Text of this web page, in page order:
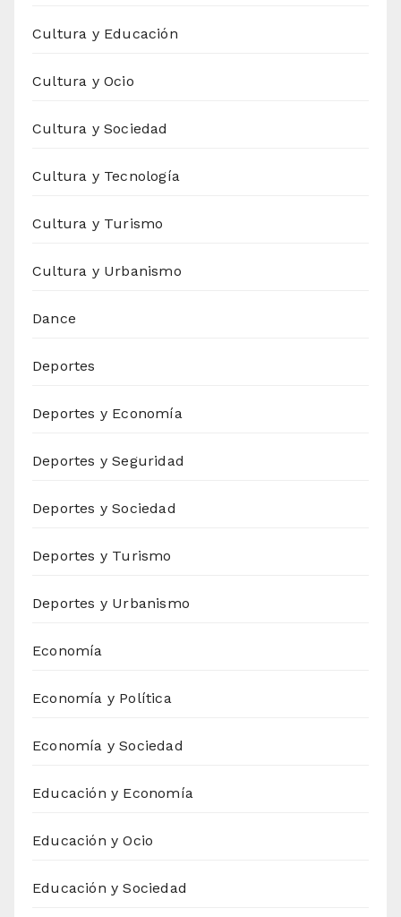
Cultura y Educación
Cultura y Ocio
Cultura y Sociedad
Cultura y Tecnología
Cultura y Turismo
Cultura y Urbanismo
Dance
Deportes
Deportes y Economía
Deportes y Seguridad
Deportes y Sociedad
Deportes y Turismo
Deportes y Urbanismo
Economía
Economía y Política
Economía y Sociedad
Educación y Economía
Educación y Ocio
Educación y Sociedad